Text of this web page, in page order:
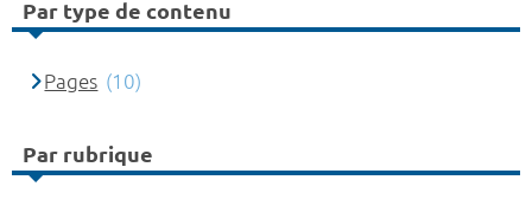
Par type de contenu
Pages (10)
Par rubrique